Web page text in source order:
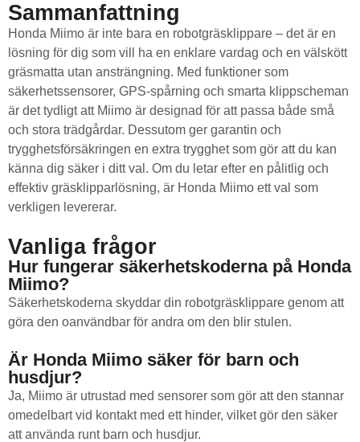
Sammanfattning
Honda Miimo är inte bara en robotgräsklippare – det är en
lösning för dig som vill ha en enklare vardag och en välskött
gräsmatta utan ansträngning. Med funktioner som
säkerhetssensorer, GPS-spårning och smarta klippscheman
är det tydligt att Miimo är designad för att passa både små
och stora trädgårdar. Dessutom ger garantin och
trygghetsförsäkringen en extra trygghet som gör att du kan
känna dig säker i ditt val. Om du letar efter en pålitlig och
effektiv gräsklipparlösning, är Honda Miimo ett val som
verkligen levererar.
Vanliga frågor
Hur fungerar säkerhetskoderna på Honda
Miimo?
Säkerhetskoderna skyddar din robotgräsklippare genom att
göra den oanvändbar för andra om den blir stulen.
Är Honda Miimo säker för barn och
husdjur?
Ja, Miimo är utrustad med sensorer som gör att den stannar
omedelbart vid kontakt med ett hinder, vilket gör den säker
att använda runt barn och husdjur.